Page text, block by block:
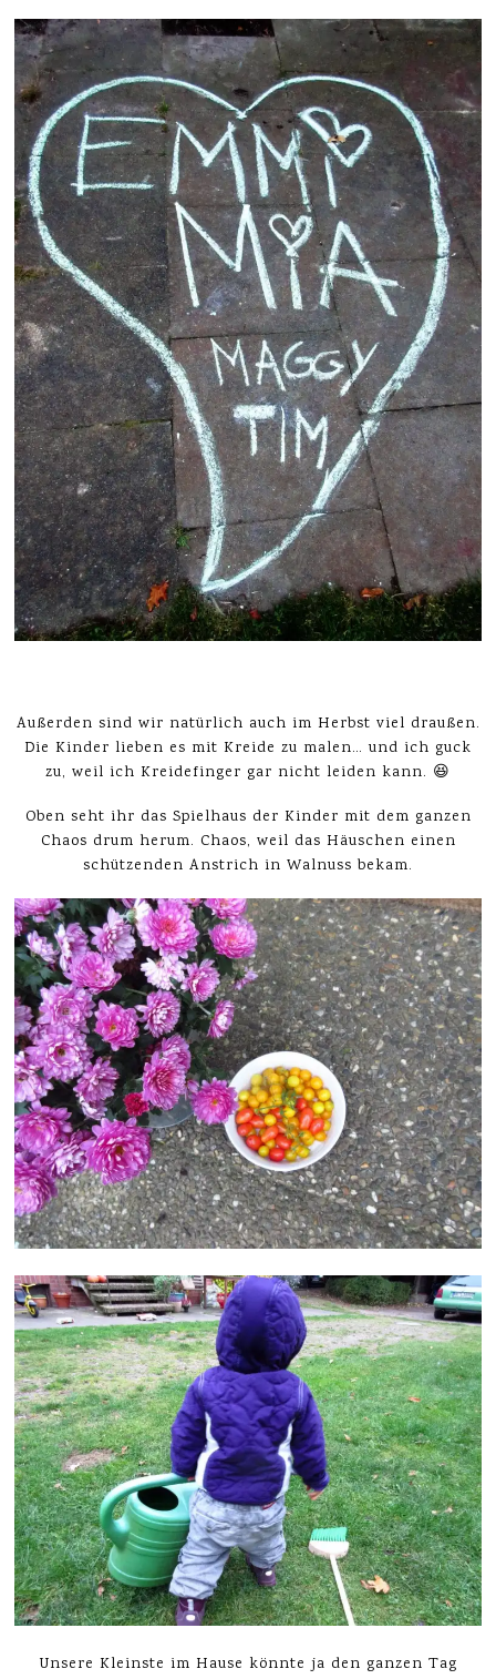
Außerden sind wir natürlich auch im Herbst viel draußen.
Die Kinder lieben es mit Kreide zu malen… und ich guck
zu, weil ich Kreidefinger gar nicht leiden kann. 😆
Oben seht ihr das Spielhaus der Kinder mit dem ganzen
Chaos drum herum. Chaos, weil das Häuschen einen
schützenden Anstrich in Walnuss bekam.
Unsere Kleinste im Hause könnte ja den ganzen Tag